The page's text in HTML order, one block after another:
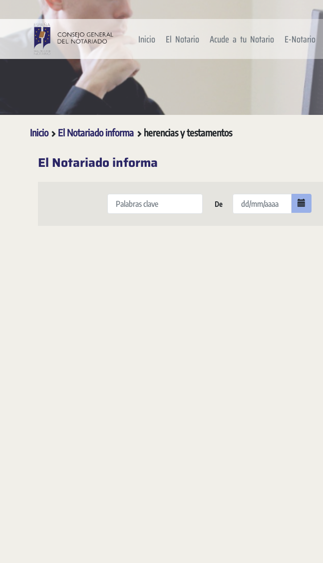
Saltar al contenido principal
Inicio El Notario Acude a tu Notario E-Notario
Inicio El Notariado informa herencias y testamentos
El Notariado informa
Palabras clave
De